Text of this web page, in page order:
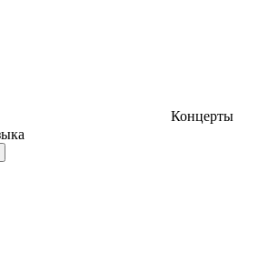
Концерты